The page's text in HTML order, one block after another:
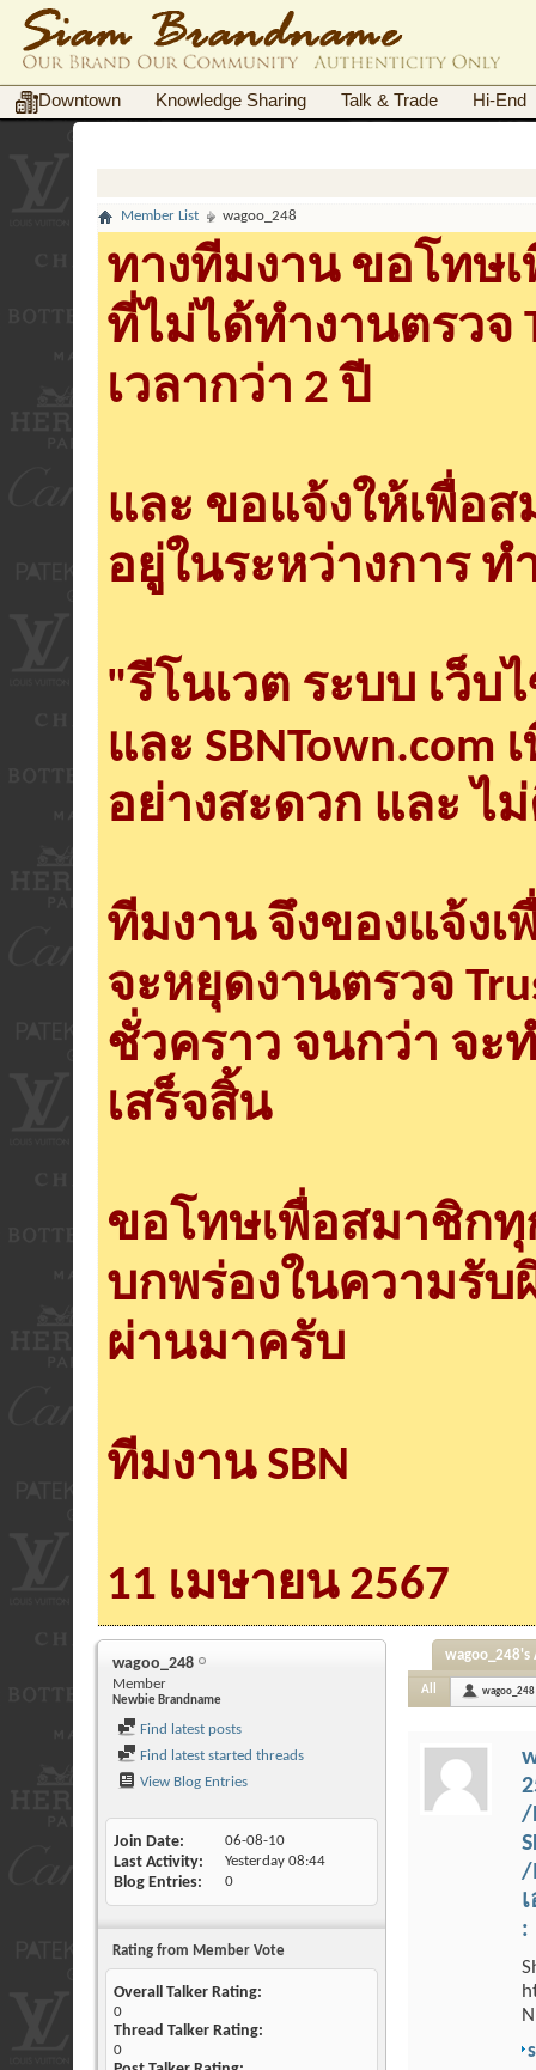
Downtown Knowledge Sharing Talk & Trade Hi-End
Member List wagoo_248
ทางทีมงาน ขอโทษ
ที่ไม่ได้ทำงานตรวจ
เวลากว่า 2 ปี
และ ขอแจ้งให้เพื่อ
อยู่ในระหว่างการ ท
"รีโนเวต ระบบ เว็บ
และ
อย่างสะดวก และ ไ
ทีมงาน จึงของแจ้ง
จะหยุดงานตรวจ
ชั่วคราว จนกว่า จะ
เสร็จสิ้น
ขอโทษเพื่อสมาชิก
บกพร่องในความรั
ผ่านมาครับ
ทีมงาน SBN
11 เมษายน 2567
wagoo_248
Member
Newbie Brandname
Find latest posts
Find latest started threads
View Blog Entries
Join Date 06-08-10
Last Activity Yesterday 08:44
Blog Entries 0
Rating from Member Vote
Overall Talker Rating:
0
Thread Talker Rating:
0
wagoo_248's
All wagoo_248
/
/
: